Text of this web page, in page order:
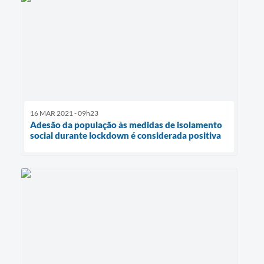
16 MAR 2021 - 09h23
Adesão da população às medidas de isolamento
social durante lockdown é considerada positiva